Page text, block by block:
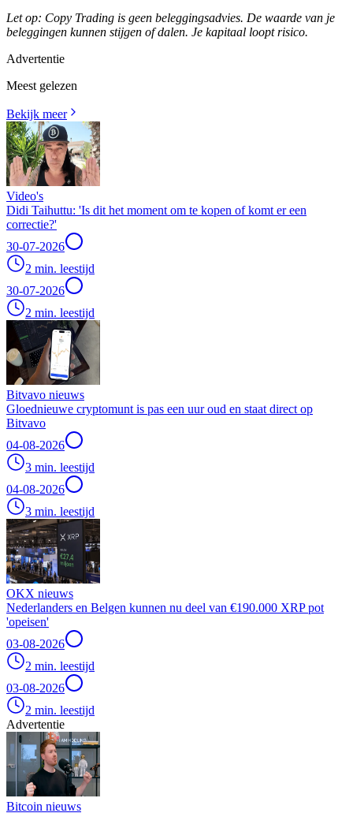
Let op: Copy Trading is geen beleggingsadvies. De waarde van je
beleggingen kunnen stijgen of dalen. Je kapitaal loopt risico.
Advertentie
Meest gelezen
Bekijk meer
Video's
Didi Taihuttu: 'Is dit het moment om te kopen of komt er een
correctie?'
30-07-2026
2 min. leestijd
30-07-2026
2 min. leestijd
Bitvavo nieuws
Gloednieuwe cryptomunt is pas een uur oud en staat direct op
Bitvavo
04-08-2026
3 min. leestijd
04-08-2026
3 min. leestijd
OKX nieuws
Nederlanders en Belgen kunnen nu deel van €190.000 XRP pot
'opeisen'
03-08-2026
2 min. leestijd
03-08-2026
2 min. leestijd
Advertentie
Bitcoin nieuws